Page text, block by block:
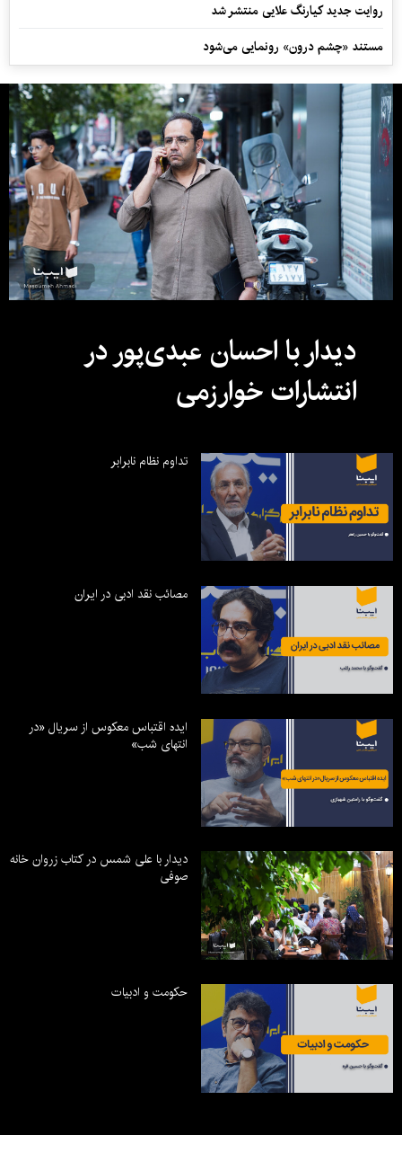
روایت جدید کیارنگ علایی منتشر شد
مستند «چشم درون» رونمایی می‌شود
دیدار با احسان عبدی‌پور در
انتشارات خوارزمی
تداوم نظام نابرابر
مصائب نقد ادبی در ایران
ایده اقتباس معکوس از سریال «در
انتهای شب»
دیدار با علی شمس در کتاب زروان خانه
صوفی
حکومت و ادبیات